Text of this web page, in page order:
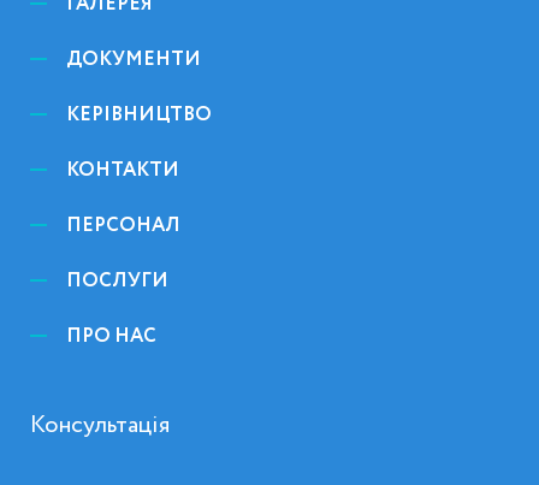
ДОКУМЕНТИ
КЕРІВНИЦТВО
КОНТАКТИ
ПЕРСОНАЛ
ПОСЛУГИ
ПРО НАС
Консультація